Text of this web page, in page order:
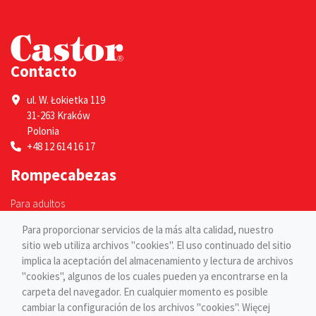
Contacto
ul. W. Łokietka 119
31-263 Kraków
Polonia
+48 12 614 16 17
Rompecabezas
Para adultos
Páginas
Blog
Contacto
Para proporcionar servicios de la más alta calidad, nuestro
sitio web utiliza archivos "cookies". El uso continuado del sitio
implica la aceptación del almacenamiento y lectura de archivos
"cookies", algunos de los cuales pueden ya encontrarse en la
carpeta del navegador. En cualquier momento es posible
cambiar la configuración de los archivos "cookies". Więcej